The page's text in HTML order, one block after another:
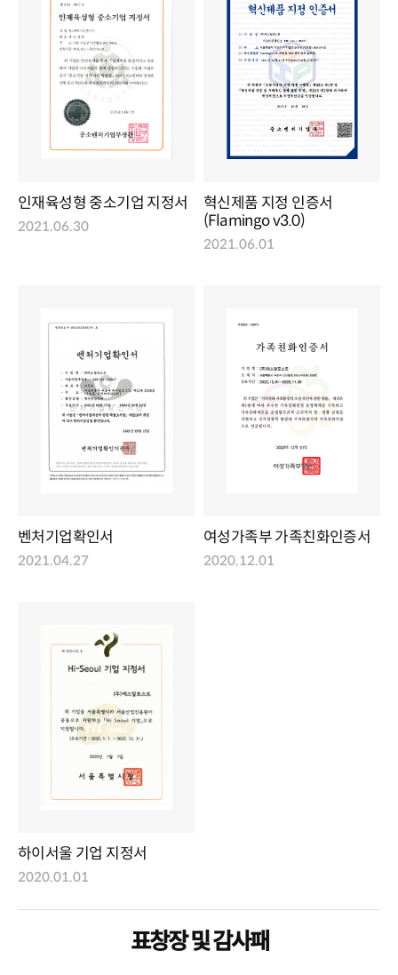
인재육성형 중소기업 지정서
2021.06.30
혁신제품 지정 인증서
(Flamingo v3.0)
2021.06.01
벤처기업확인서
2021.04.27
여성가족부 가족친화인증서
2020.12.01
하이서울 기업 지정서
2020.01.01
표창장 및 감사패